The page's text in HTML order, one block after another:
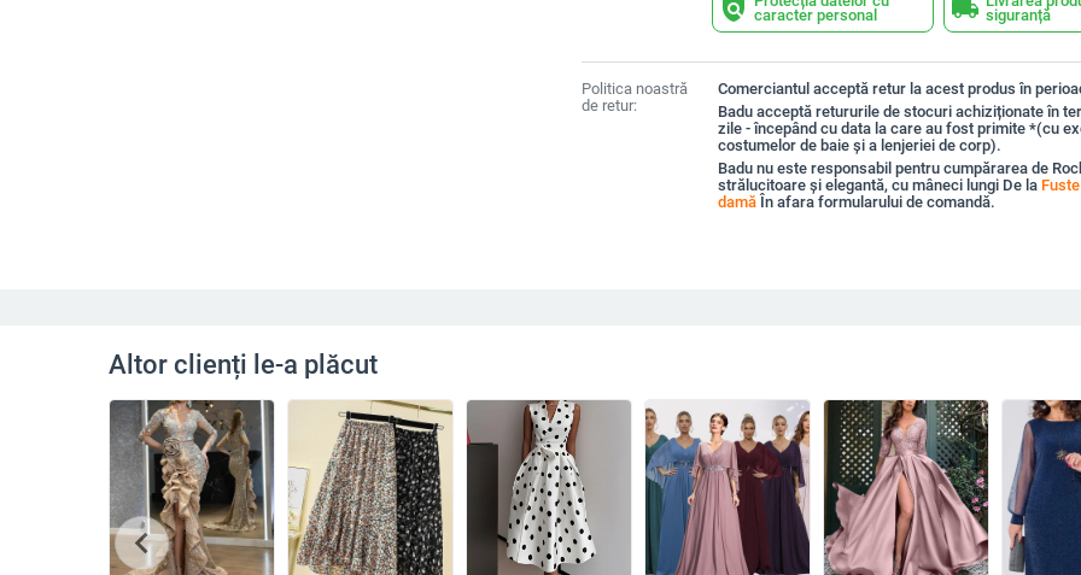
policy caracter personal
local_shipping siguranță
Politica noastră
de retur:
Comerciantul acceptă retur la acest produs în
Badu acceptă retururile de stocuri achiziționate în
zile - începând cu data la care au fost primite *(cu
costumelor de baie și a lenjeriei de corp).
Badu nu este responsabil pentru cumpărarea de
strălucitoare și elegantă, cu mâneci lungi De la
damăÎn afara formularului de comandă.
Altor clienți le-a plăcut
chevron_left